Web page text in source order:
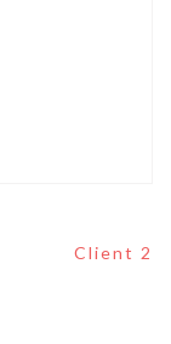
Client 2